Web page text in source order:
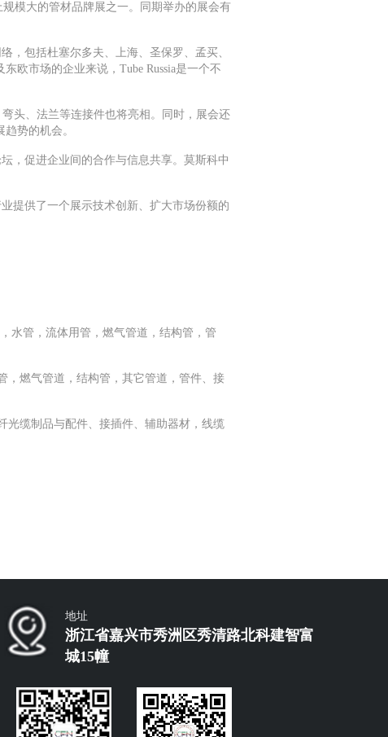
模大的管材品牌展之一。同期举办的展会有
，包括杜塞尔多夫、上海、圣保罗、孟买、
欧市场的企业来说，Tube Russia是一个不
头、法兰等连接件也将亮相。同时，展会还
势的机会。
，促进企业间的合作与信息共享。莫斯科中
提供了一个展示技术创新、扩大市场份额的
水管，流体用管，燃气管道，结构管，管
，燃气管道，结构管，其它管道，管件、接
光缆制品与配件、接插件、辅助器材，线缆
地址
浙江省嘉兴市秀洲区秀清路北科建智富
城15幢